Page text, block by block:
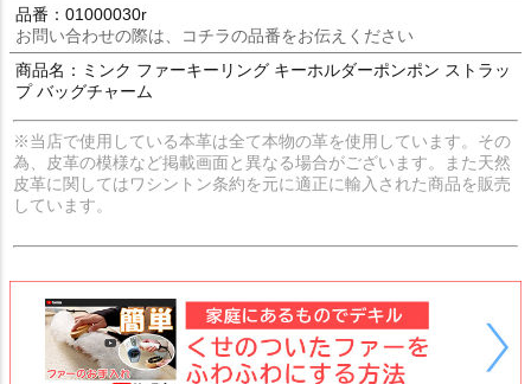
品番：01000030r
お問い合わせの際は、コチラの品番をお伝えください
商品名：ミンク ファーキーリング キーホルダーポンポン ストラッ
プ バッグチャーム
※当店で使用している本革は全て本物の革を使用しています。その
為、皮革の模様など掲載画面と異なる場合がございます。また天然
皮革に関してはワシントン条約を元に適正に輸入された商品を販売
しています。